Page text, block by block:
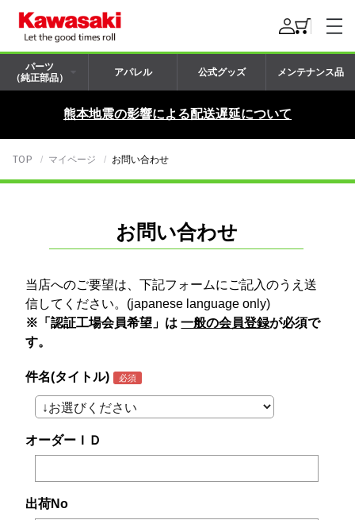
パーツ
（純正部品）
アパレル 公式グッズ メンテナンス品
熊本地震の影響による配送遅延について
TOP マイページ お問い合わせ
お問い合わせ
当店へのご要望は、下記フォームにご記入のうえ送
信してください。(japanese language only)
※「認証工場会員希望」は一般の会員登録が必須で
す。
件名(タイトル)
オーダーＩＤ
出荷No